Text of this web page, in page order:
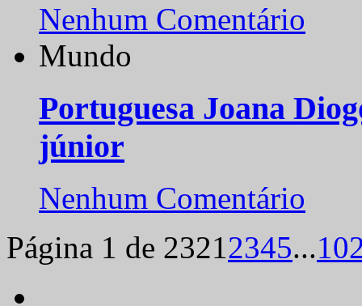
Nenhum Comentário
Mundo
Portuguesa Joana
júnior
Nenhum Comentário
Página 1 de 23212345...10